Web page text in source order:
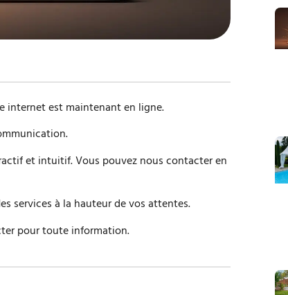
internet est maintenant en ligne.
et intuitif. Vous pouvez nous contacter en
services à la hauteur de vos attentes.
pour toute information.